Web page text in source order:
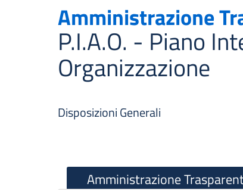
Amministrazione
P.I.A.O. - Piano
Organizzazione
Disposizioni Generali
Amministrazione